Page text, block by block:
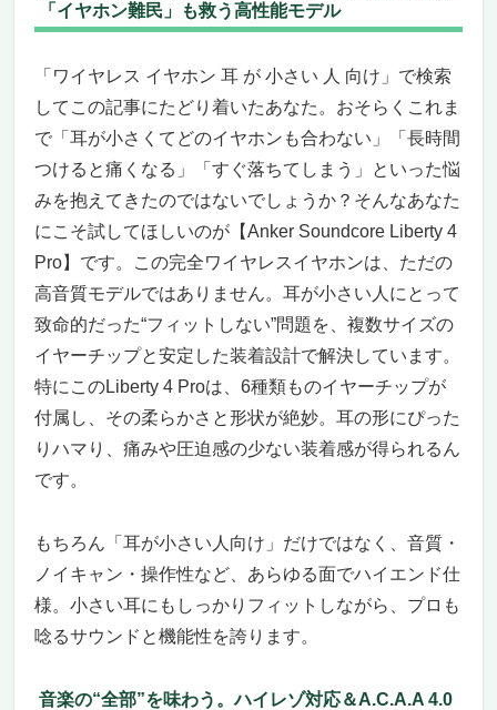
「イヤホン難民」も救う高性能モデル
「ワイヤレス イヤホン 耳 が 小さい 人 向け」で検索
してこの記事にたどり着いたあなた。おそらくこれま
で「耳が小さくてどのイヤホンも合わない」「長時間
つけると痛くなる」「すぐ落ちてしまう」といった悩
みを抱えてきたのではないでしょうか？そんなあなた
にこそ試してほしいのが【Anker Soundcore Liberty 4
Pro】です。この完全ワイヤレスイヤホンは、ただの
高音質モデルではありません。耳が小さい人にとって
致命的だった“フィットしない”問題を、複数サイズの
イヤーチップと安定した装着設計で解決しています。
特にこのLiberty 4 Proは、6種類ものイヤーチップが
付属し、その柔らかさと形状が絶妙。耳の形にぴった
りハマり、痛みや圧迫感の少ない装着感が得られるん
です。
もちろん「耳が小さい人向け」だけではなく、音質・
ノイキャン・操作性など、あらゆる面でハイエンド仕
様。小さい耳にもしっかりフィットしながら、プロも
唸るサウンドと機能性を誇ります。
音楽の“全部”を味わう。ハイレゾ対応＆A.C.A.A 4.0